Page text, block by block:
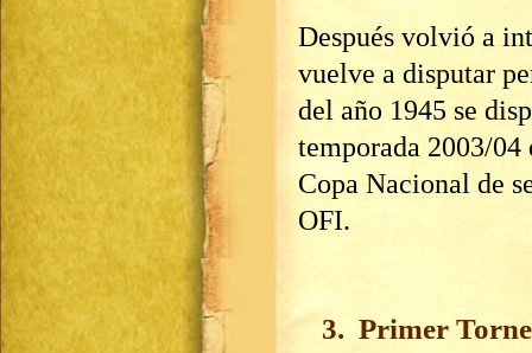
Después volvió a
vuelve a disputar
del año 1945 se
temporada 2003/04
Copa Nacional de
OFI.
3. Primer